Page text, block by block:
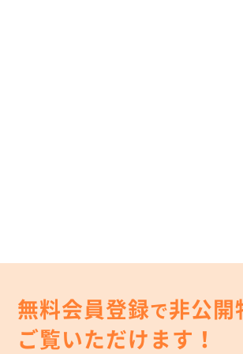
無料会員登録で非公開
ご覧いただけます！